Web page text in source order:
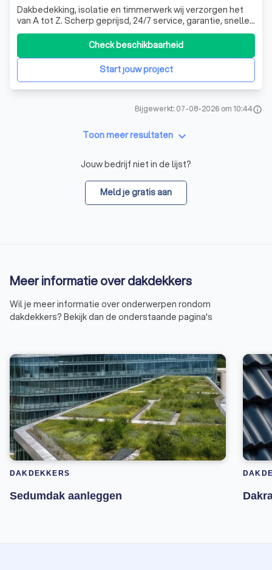
Dakbedekking, isolatie en timmerwerk wij verzorgen het
van A tot Z. Scherp geprijsd, 24/7 service, garantie, snelle
service. Voor al uw daklekkage, onderhoud, inspectie, Bel
snel 0341 - 269882
Start jouw project
Check beschikbaarheid
Bijgewerkt: 07-08-2026 om 10:44info
Toon meer resultaten keyboard_arrow_down
Jouw bedrijf niet in de lijst?
Meld je gratis aan
Meer informatie over dakdekkers
Wil je meer informatie over onderwerpen rondom
dakdekkers? Bekijk dan de onderstaande pagina's
DAKDEKKERS
Sedumdak aanleggen